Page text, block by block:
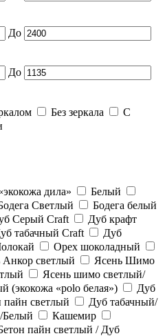
До
До
Без зеркала
С
дила»
Белый
Светлый
Бодега белый
Серый Craft
Дуб крафт
табачный Craft
Дуб
Орех шоколадный
светлый
Ясень Шимо
Ясень шимо светлый/
(экокожа «polo белая»)
Дуб
пайн светлый
Дуб табачный/
Белый
Кашемир
пайн светлый / Дуб